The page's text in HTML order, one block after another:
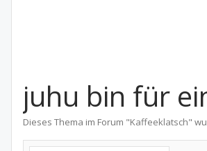
juhu bin für
Dieses Thema im Forum "Kaffeeklatsch"